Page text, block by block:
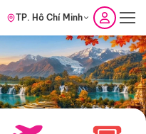
TP. Hồ Chí Minh